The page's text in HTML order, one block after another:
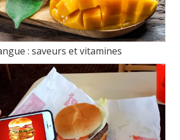
: saveurs et vitamines